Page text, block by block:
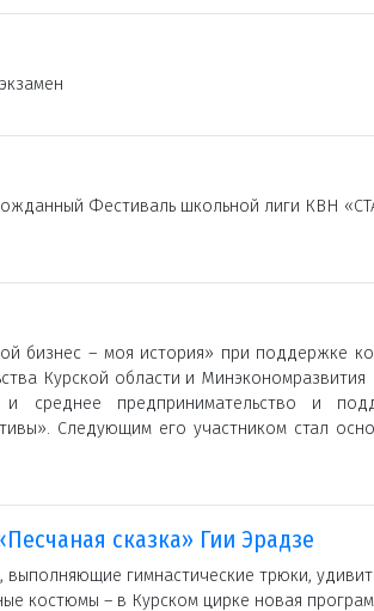
Фестиваль школьной лиги КВН
бизнес – моя история» при поддержке
Курской области и Минэкономразвития
среднее предпринимательство и
Следующим его участником стал
сказка» Гии Эрадзе
гимнастические трюки,
костюмы – в Курском цирке новая